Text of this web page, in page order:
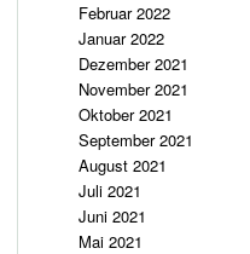
Februar 2022
Januar 2022
Dezember 2021
November 2021
Oktober 2021
September 2021
August 2021
Juli 2021
Juni 2021
Mai 2021